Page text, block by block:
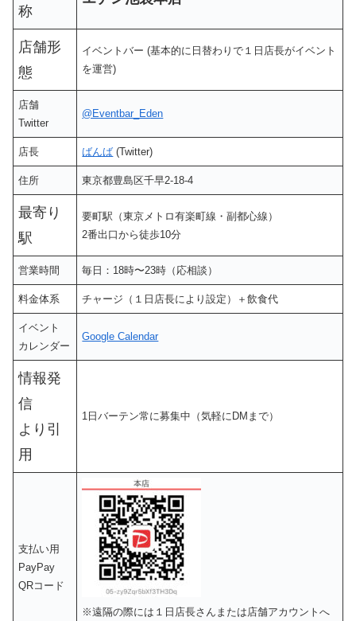
称
店舗形
態
イベントバー (基本的に日替わりで１日店長がイベント
を運営)
店舗
Twitter
@Eventbar_Eden
店長 ばんば (Twitter)
住所 東京都豊島区千早2-18-4
最寄り
駅
要町駅（東京メトロ有楽町線・副都心線）
2番出口から徒歩10分
営業時間 毎日：18時〜23時（応相談）
料金体系 チャージ（１日店長により設定）＋飲食代
イベント
カレンダー
Google Calendar
情報発
信
より引
用
1日バーテン常に募集中（気軽にDMまで）
支払い用
PayPay
QRコード
※遠隔の際には１日店長さんまたは店舗アカウントへ